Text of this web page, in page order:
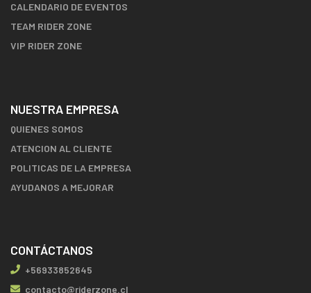
CALENDARIO DE EVENTOS
TEAM RIDER ZONE
VIP RIDER ZONE
NUESTRA EMPRESA
QUIENES SOMOS
ATENCION AL CLIENTE
POLITICAS DE LA EMPRESA
AYUDANOS A MEJORAR
CONTÁCTANOS
+56933852645
contacto@riderzone.cl